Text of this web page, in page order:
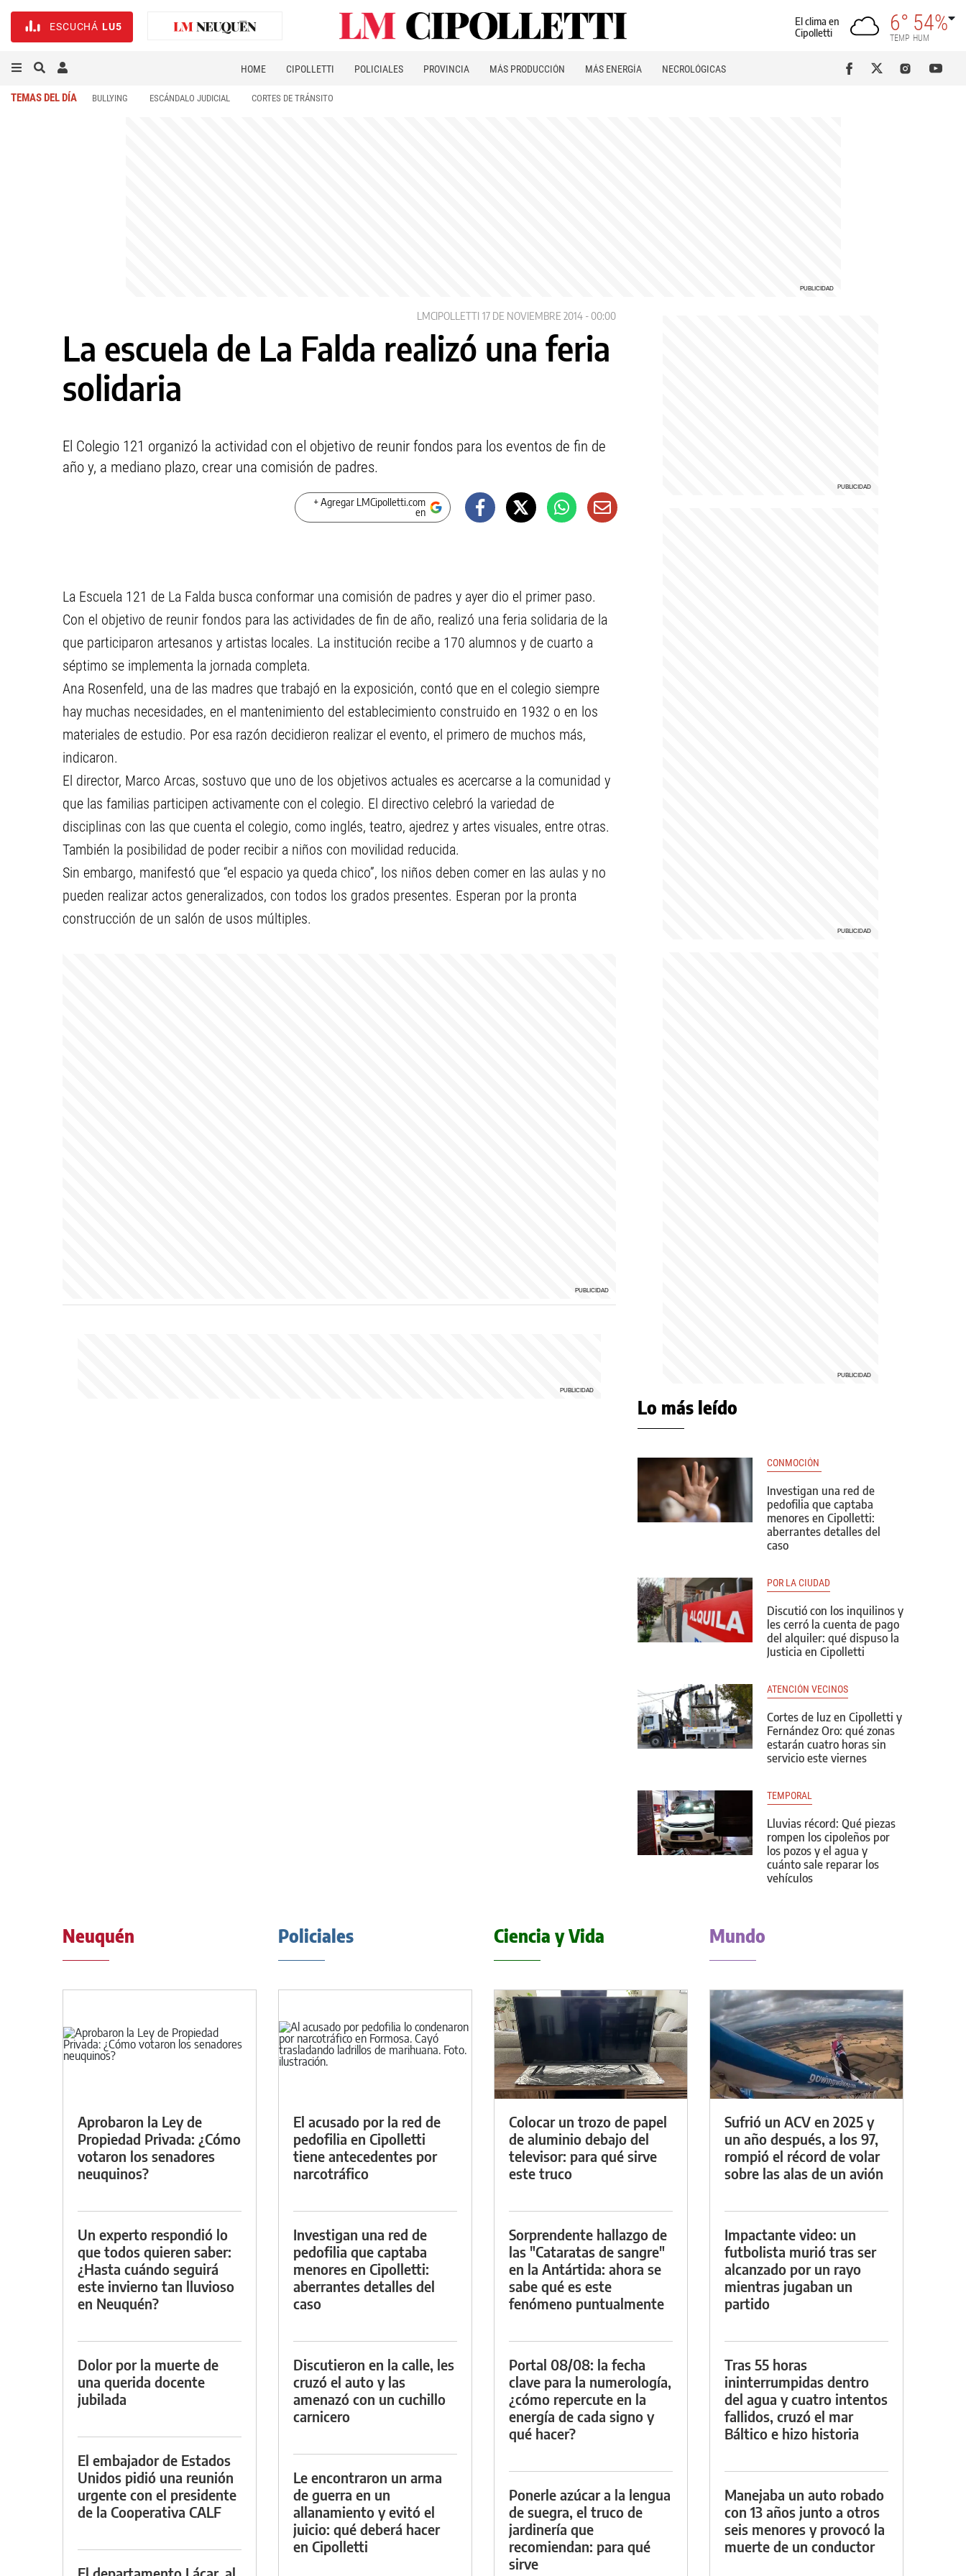
ESCUCHÁ LU5
El clima en
Cipolletti
6°
TEMP
54%
HUM
HOME CIPOLLETTI POLICIALES PROVINCIA MÁS PRODUCCIÓN MÁS ENERGÍA NECROLÓGICAS
TEMAS DEL DÍA BULLYING ESCÁNDALO JUDICIAL CORTES DE TRÁNSITO
LMCIPOLLETTI 17 DE NOVIEMBRE 2014 - 00:00
La escuela de La Falda realizó una feria
solidaria
El Colegio 121 organizó la actividad con el objetivo de reunir fondos para los eventos de fin de
año y, a mediano plazo, crear una comisión de padres.
+ Agregar LMCipolletti.com
en
La Escuela 121 de La Falda busca conformar una comisión de padres y ayer dio el primer paso.
Con el objetivo de reunir fondos para las actividades de fin de año, realizó una feria solidaria de la
que participaron artesanos y artistas locales. La institución recibe a 170 alumnos y de cuarto a
séptimo se implementa la jornada completa.
Ana Rosenfeld, una de las madres que trabajó en la exposición, contó que en el colegio siempre
hay muchas necesidades, en el mantenimiento del establecimiento construido en 1932 o en los
materiales de estudio. Por esa razón decidieron realizar el evento, el primero de muchos más,
indicaron.
El director, Marco Arcas, sostuvo que uno de los objetivos actuales es acercarse a la comunidad y
que las familias participen activamente con el colegio. El directivo celebró la variedad de
disciplinas con las que cuenta el colegio, como inglés, teatro, ajedrez y artes visuales, entre otras.
También la posibilidad de poder recibir a niños con movilidad reducida.
Sin embargo, manifestó que “el espacio ya queda chico”, los niños deben comer en las aulas y no
pueden realizar actos generalizados, con todos los grados presentes. Esperan por la pronta
construcción de un salón de usos múltiples.
Lo más leído
CONMOCIÓN
Investigan una red de
pedofilia que captaba
menores en Cipolletti:
aberrantes detalles del
caso
POR LA CIUDAD
Discutió con los inquilinos y
les cerró la cuenta de pago
del alquiler: qué dispuso la
Justicia en Cipolletti
ATENCIÓN VECINOS
Cortes de luz en Cipolletti y
Fernández Oro: qué zonas
estarán cuatro horas sin
servicio este viernes
TEMPORAL
Lluvias récord: Qué piezas
rompen los cipoleños por
los pozos y el agua y
cuánto sale reparar los
vehículos
Neuquén
Aprobaron la Ley de
Propiedad Privada: ¿Cómo
votaron los senadores
neuquinos?
Un experto respondió lo
que todos quieren saber:
¿Hasta cuándo seguirá
este invierno tan lluvioso
en Neuquén?
Dolor por la muerte de
una querida docente
jubilada
El embajador de Estados
Unidos pidió una reunión
urgente con el presidente
de la Cooperativa CALF
Policiales
El acusado por la red de
pedofilia en Cipolletti
tiene antecedentes por
narcotráfico
Investigan una red de
pedofilia que captaba
menores en Cipolletti:
aberrantes detalles del
caso
Discutieron en la calle, les
cruzó el auto y las
amenazó con un cuchillo
carnicero
Le encontraron un arma
de guerra en un
allanamiento y evitó el
juicio: qué deberá hacer
en Cipolletti
Ciencia y Vida
Colocar un trozo de papel
de aluminio debajo del
televisor: para qué sirve
este truco
Sorprendente hallazgo de
las "Cataratas de sangre"
en la Antártida: ahora se
sabe qué es este
fenómeno puntualmente
Portal 08/08: la fecha
clave para la numerología,
¿cómo repercute en la
energía de cada signo y
qué hacer?
Ponerle azúcar a la lengua
de suegra, el truco de
jardinería que
recomiendan: para qué
sirve
Mundo
Sufrió un ACV en 2025 y
un año después, a los 97,
rompió el récord de volar
sobre las alas de un avión
Impactante video: un
futbolista murió tras ser
alcanzado por un rayo
mientras jugaban un
partido
Tras 55 horas
ininterrumpidas dentro
del agua y cuatro intentos
fallidos, cruzó el mar
Báltico e hizo historia
Manejaba un auto robado
con 13 años junto a otros
seis menores y provocó la
muerte de un conductor